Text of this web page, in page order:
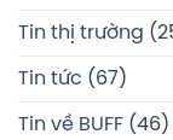
Tin thị trường
Tin tức (67)
Tin về BUFF (46)